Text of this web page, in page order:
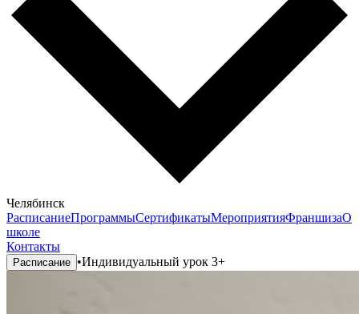
Челябинск
РасписаниеПрограммыСертификатыМероприятияФраншизаО
школе
Контакты
Расписание •Индивидуальный урок 3+